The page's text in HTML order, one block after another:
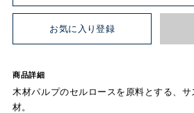
お気に入り登録
商品詳細
木材パルプのセルロースを原料とする、
材。